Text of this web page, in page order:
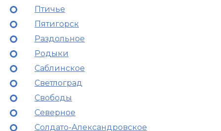
Птичье
Пятигорск
Раздольное
Родыки
Саблинское
Светлоград
Свободы
Северное
Солдато-Александровское